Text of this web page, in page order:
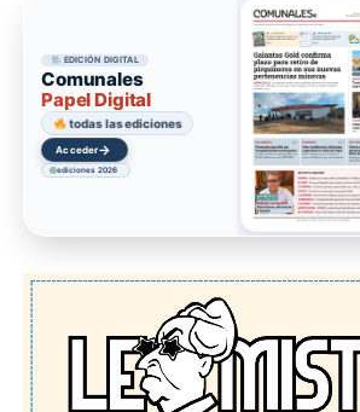
EDICIÓN DIGITAL
Comunales
Papel Digital
todas las ediciones
Acceder→
ediciones 2026